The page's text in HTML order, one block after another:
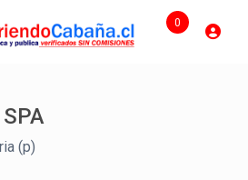
0
(p)